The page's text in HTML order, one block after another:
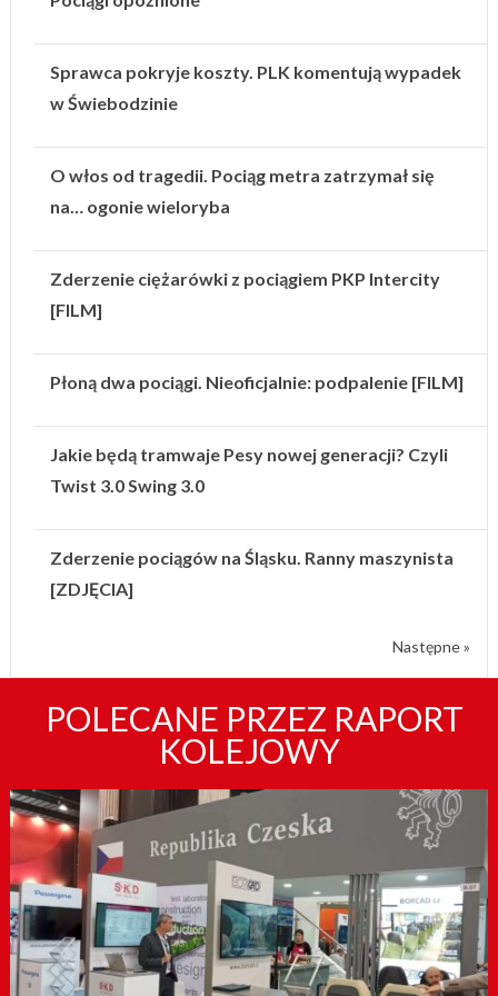
Sprawca pokryje koszty. PLK komentują wypadek
w Świebodzinie
O włos od tragedii. Pociąg metra zatrzymał się
na… ogonie wieloryba
Zderzenie ciężarówki z pociągiem PKP Intercity
[FILM]
Płoną dwa pociągi. Nieoficjalnie: podpalenie [FILM]
Jakie będą tramwaje Pesy nowej generacji? Czyli
Twist 3.0 Swing 3.0
Zderzenie pociągów na Śląsku. Ranny maszynista
[ZDJĘCIA]
Następne »
POLECANE PRZEZ RAPORT
KOLEJOWY